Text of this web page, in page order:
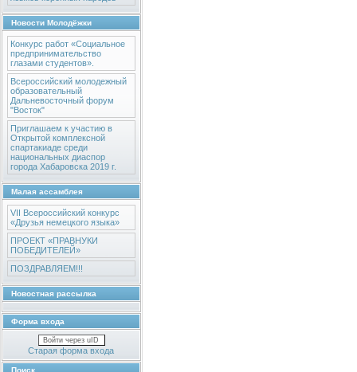
Новости Молодёжки
Конкурс работ «Социальное
предпринимательство
глазами студентов».
Всероссийский молодежный
образовательный
Дальневосточный форум
"Восток"
Приглашаем к участию в
Открытой комплексной
спартакиаде среди
национальных диаспор
города Хабаровска 2019 г.
Малая ассамблея
VII Всероссийский конкурс
«Друзья немецкого языка»
ПРОЕКТ «ПРАВНУКИ
ПОБЕДИТЕЛЕЙ»
ПОЗДРАВЛЯЕМ!!!
Новостная рассылка
Форма входа
Войти через uID
Старая форма входа
Поиск